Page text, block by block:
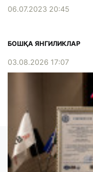
06.07.2023 20:45
БОШҚА ЯНГИЛИКЛАР
03.08.2026 17:07